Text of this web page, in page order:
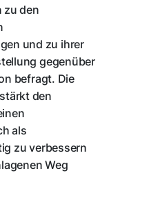
zu den
und zu ihrer
gegenüber
befragt. Die
den
als
zu verbessern
Weg